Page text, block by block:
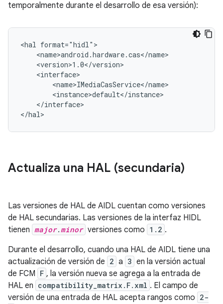
temporalmente durante el desarrollo de esa versión):
<hal format="hidl">
    <name>android.hardware.cas</name>
    <version>1.0</version>
    <interface>
        <name>IMediaCasService</name>
        <instance>default</instance>
    </interface>
Actualiza una HAL (secundaria)
Las versiones de HAL de AIDL cuentan como versiones
de HAL secundarias. Las versiones de la interfaz HIDL
tienen major.minor versiones como 1.2 .
Durante el desarrollo, cuando una HAL de AIDL tiene una
actualización de versión de 2 a 3 en la versión actual
de FCM F , la versión nueva se agrega a la entrada de
HAL en compatibility_matrix.F.xml . El campo de
versión de una entrada de HAL acepta rangos como 2-